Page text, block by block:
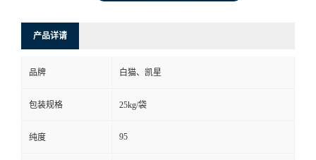
产品详请
品牌 白猫、凯星
包装规格 25kg/袋
纯度 95